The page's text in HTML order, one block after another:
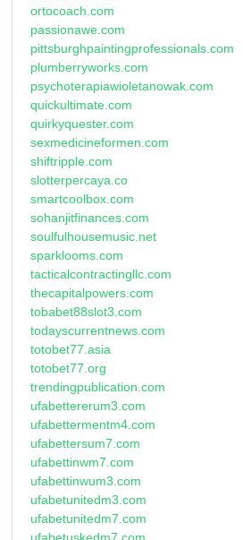
ortocoach.com
passionawe.com
pittsburghpaintingprofessionals.com
plumberryworks.com
psychoterapiawioletanowak.com
quickultimate.com
quirkyquester.com
sexmedicineformen.com
shiftripple.com
slotterpercaya.co
smartcoolbox.com
sohanjitfinances.com
soulfulhousemusic.net
sparklooms.com
tacticalcontractingllc.com
thecapitalpowers.com
tobabet88slot3.com
todayscurrentnews.com
totobet77.asia
totobet77.org
trendingpublication.com
ufabettererum3.com
ufabettermentm4.com
ufabettersum7.com
ufabettinwm7.com
ufabettinwum3.com
ufabetunitedm3.com
ufabetunitedm7.com
ufabetuskedm7.com